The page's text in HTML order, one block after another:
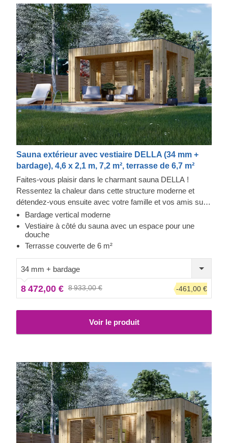
Sauna extérieur avec vestiaire DELLA (34 mm +
bardage), 4,6 x 2,1 m, 7,2 m², terrasse de 6,7 m²
Faites-vous plaisir dans le charmant sauna DELLA !
Ressentez la chaleur dans cette structure moderne et
détendez-vous ensuite avec votre famille et vos amis sur
la terrasse couverte. Le bardage ajoute une autre couche,
qui contribue à la solidité et à l'isolation de la construction,
tout en créant un aspect élégant et propre. Le vestiaire
dispose également d'un espace pour une douche afin de
se nettoyer avant ou après être entré dans la chaleur.
Bardage vertical moderne
Vestiaire à côté du sauna avec un espace pour une
douche
Terrasse couverte de 6 m²
34 mm + bardage
8 472,00 € 8 933,00 € -461,00 €
Voir le produit